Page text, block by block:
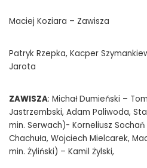
Maciej Koziara – Zawisza
Patryk Rzepka, Kacper
Jarota
ZAWISZA: Michał Dumieński –
Jastrzembski, Adam Paliwoda,
min. Serwach)- Korneliusz
Chachuła, Wojciech Mielcarek,
min. Żyliński) – Kamil Żylski,